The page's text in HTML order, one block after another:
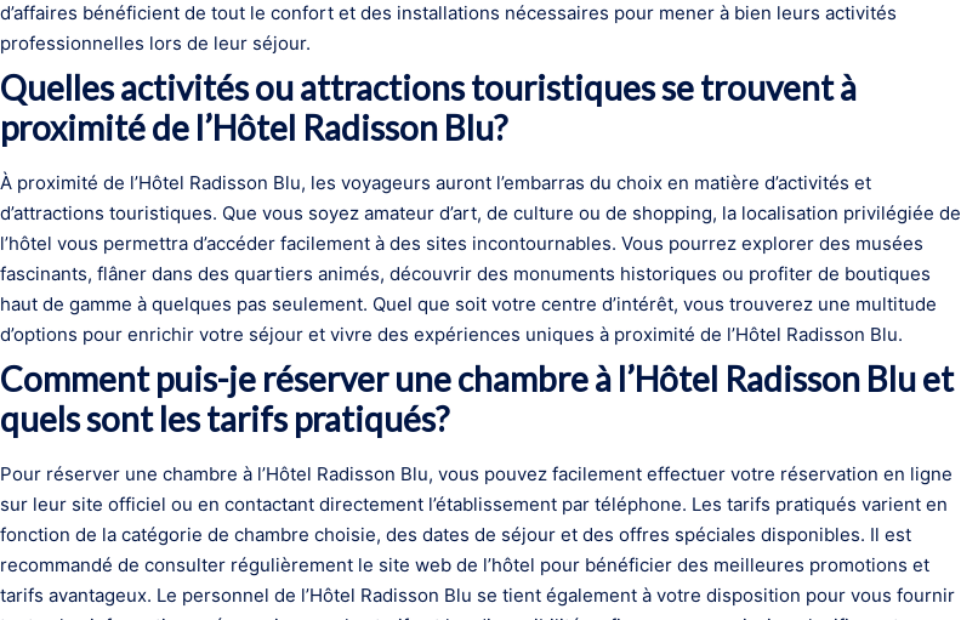
d’affaires bénéficient de tout le confort et des installations nécessaires pour mener à bien leurs activités
professionnelles lors de leur séjour.
Quelles activités ou attractions touristiques se trouvent à
proximité de l’Hôtel Radisson Blu?
À proximité de l’Hôtel Radisson Blu, les voyageurs auront l’embarras du choix en matière d’activités et
d’attractions touristiques. Que vous soyez amateur d’art, de culture ou de shopping, la localisation privilégiée de
l’hôtel vous permettra d’accéder facilement à des sites incontournables. Vous pourrez explorer des musées
fascinants, flâner dans des quartiers animés, découvrir des monuments historiques ou profiter de boutiques
haut de gamme à quelques pas seulement. Quel que soit votre centre d’intérêt, vous trouverez une multitude
d’options pour enrichir votre séjour et vivre des expériences uniques à proximité de l’Hôtel Radisson Blu.
Comment puis-je réserver une chambre à l’Hôtel Radisson Blu et
quels sont les tarifs pratiqués?
Pour réserver une chambre à l’Hôtel Radisson Blu, vous pouvez facilement effectuer votre réservation en ligne
sur leur site officiel ou en contactant directement l’établissement par téléphone. Les tarifs pratiqués varient en
fonction de la catégorie de chambre choisie, des dates de séjour et des offres spéciales disponibles. Il est
recommandé de consulter régulièrement le site web de l’hôtel pour bénéficier des meilleures promotions et
tarifs avantageux. Le personnel de l’Hôtel Radisson Blu se tient également à votre disposition pour vous fournir